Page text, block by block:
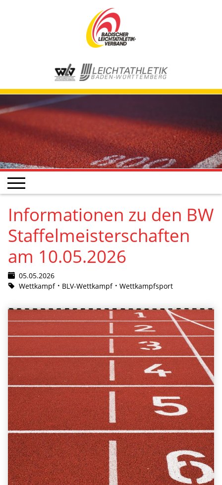
Informationen zu den BW
Staffelmeisterschaften
am 10.05.2026
05.05.2026
Wettkampf
BLV-Wettkampf Wettkampfsport